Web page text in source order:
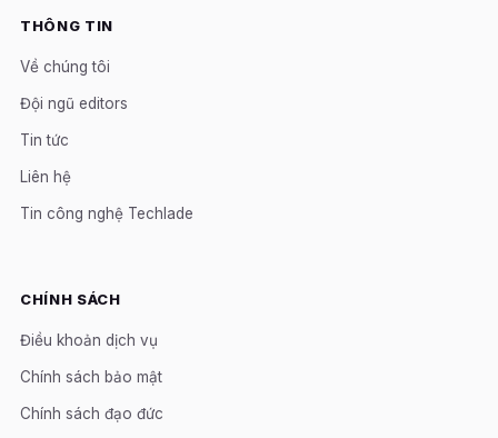
THÔNG TIN
Về chúng tôi
Đội ngũ editors
Tin tức
Liên hệ
Tin công nghệ Techlade
CHÍNH SÁCH
Điều khoản dịch vụ
Chính sách bảo mật
Chính sách đạo đức